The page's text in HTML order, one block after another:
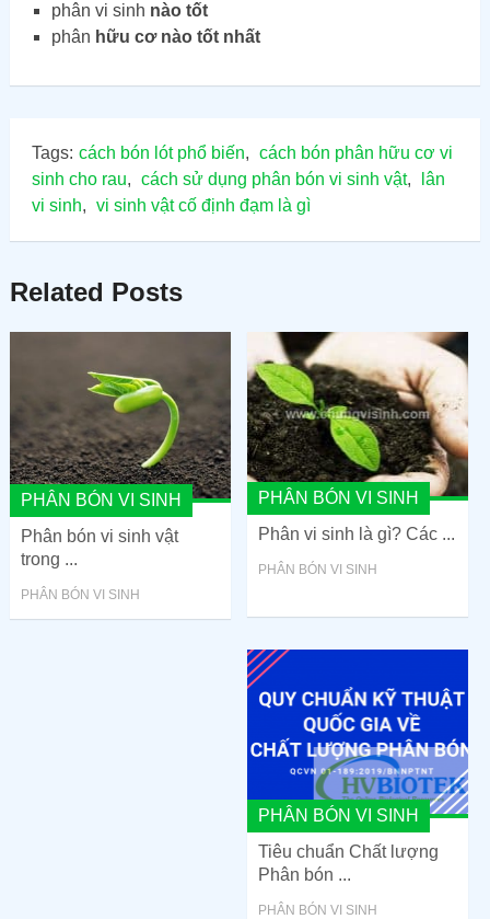
phân vi sinh nào tốt
phân hữu cơ nào tốt nhất
Tags: cách bón lót phổ biến, cách bón phân hữu cơ vi
sinh cho rau, cách sử dụng phân bón vi sinh vật,
lân
vi sinh, vi sinh vật cố định đạm là gì
Related Posts
PHÂN BÓN VI SINH
Phân bón vi sinh vật
trong ...
PHÂN BÓN VI SINH
PHÂN BÓN VI SINH
Phân vi sinh là gì? Các ...
PHÂN BÓN VI SINH
PHÂN BÓN VI SINH
Tiêu chuẩn Chất lượng
Phân bón ...
PHÂN BÓN VI SINH